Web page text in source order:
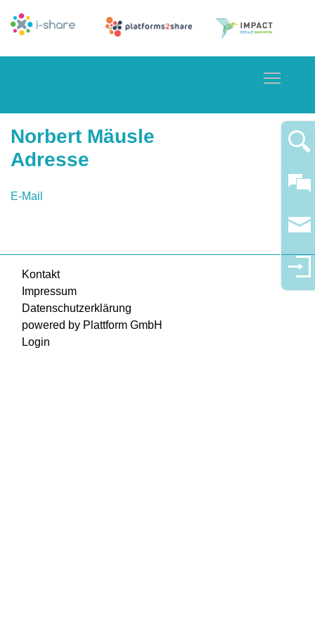
Norbert Mäusle
Adresse
E-Mail
Kontakt
Impressum
Datenschutzerklärung
powered by Plattform GmbH
Login